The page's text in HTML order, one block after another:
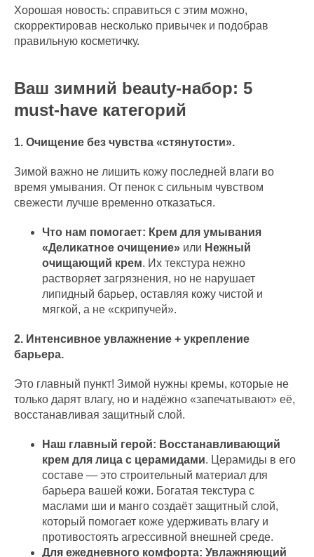
Хорошая новость: справиться с этим можно,
скорректировав несколько привычек и подобрав
правильную косметичку.
Ваш зимний beauty-набор: 5
must-have категорий
1. Очищение без чувства «стянутости».
Зимой важно не лишить кожу последней влаги во
время умывания. От пенок с сильным чувством
свежести лучше временно отказаться.
Что нам помогает: Крем для умывания
«Деликатное очищение» или Нежный
очищающий крем. Их текстура нежно
растворяет загрязнения, но не нарушает
липидный барьер, оставляя кожу чистой и
мягкой, а не «скрипучей».
2. Интенсивное увлажнение + укрепление
барьера.
Это главный пункт! Зимой нужны кремы, которые не
только дарят влагу, но и надёжно «запечатывают» её,
восстанавливая защитный слой.
Наш главный герой: Восстанавливающий
крем для лица с церамидами. Церамиды в его
составе — это строительный материал для
барьера вашей кожи. Богатая текстура с
маслами ши и манго создаёт защитный слой,
который помогает коже удерживать влагу и
противостоять агрессивной внешней среде.
Для ежедневного комфорта: Увлажняющий